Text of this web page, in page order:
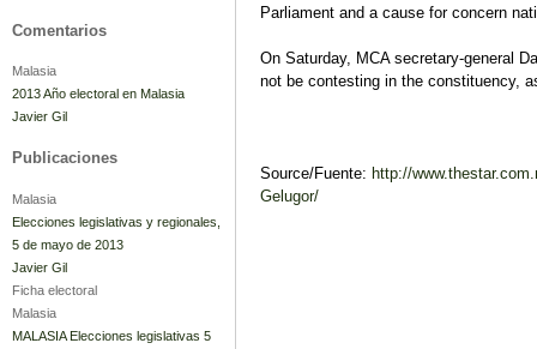
Parliament and a cause for concern
On Saturday, MCA secretary-general
not be contesting in the constituency,
Source/Fuente: http://
Gelugor/
Comentarios
Malasia
2013 Año electoral en Malasia
Javier Gil
Publicaciones
Malasia
Elecciones legislativas y regionales,
5 de mayo de 2013
Javier Gil
Ficha electoral
Malasia
MALASIA Elecciones legislativas 5